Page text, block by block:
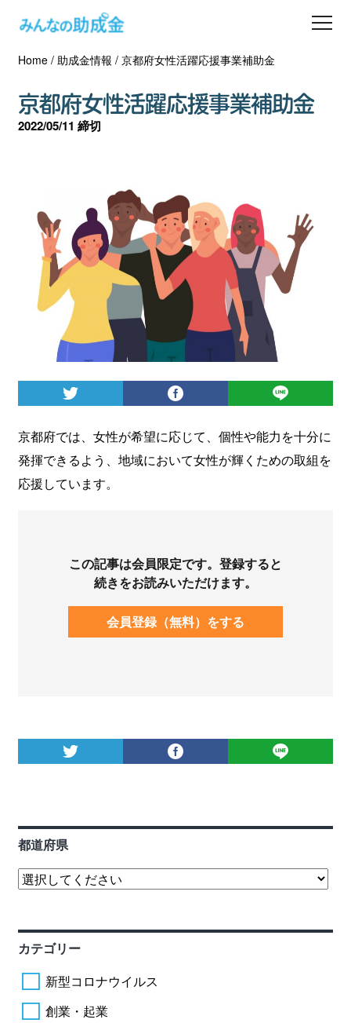
助成金を探す
士業の方へ
ダウンロード
会員登録
ログイン
Home/ 助成金情報 / 京都府女性活躍応援事業補助金
京都府女性活躍応援事業補助金
2022/05/11 締切
京都府では、女性が希望に応じて、個性や能力を十分に
発揮できるよう、地域において女性が輝くための取組を
応援しています。
この記事は会員限定です。登録すると
続きをお読みいただけます。
会員登録（無料）をする
都道府県
カテゴリー
新型コロナウイルス
創業・起業